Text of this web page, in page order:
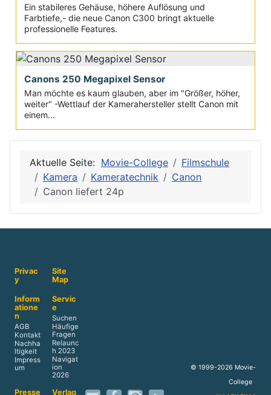
Ein stabileres Gehäuse, höhere Auflösung und
Farbtiefe,- die neue Canon C300 bringt aktuelle
professionelle Features.
Canons 250 Megapixel Sensor
Man möchte es kaum glauben, aber im "Größer, höher,
weiter" -Wettlauf der Kamerahersteller stellt Canon mit
einem...
Aktuelle Seite: Movie-College
Filmschule
Kamera
Kameratechnik
Canon
Canon liefert 24p
Privac
y
Site
Map
Inform
atione
n
AGB
Kontakt
Nachha
ltigkeit
Impress
um
Servic
e
Suchen
Häufige
Fragen
Relaunc
h 2023
Navigat
ion
2026
Presse Verlag
© 1999-2026 Movie-
College